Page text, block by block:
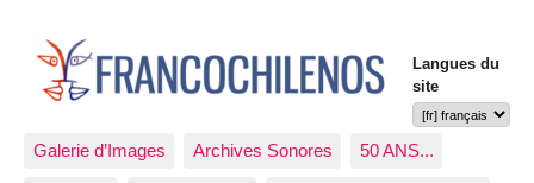
Langues du
site
Galerie d’Images Archives Sonores 50 ANS...